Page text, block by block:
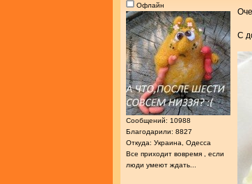
Офлайн
Сообщений: 10988
Благодарили: 8827
Откуда: Украина, Одесса
Все приходит вовремя , если
люди умеют ждать...
С